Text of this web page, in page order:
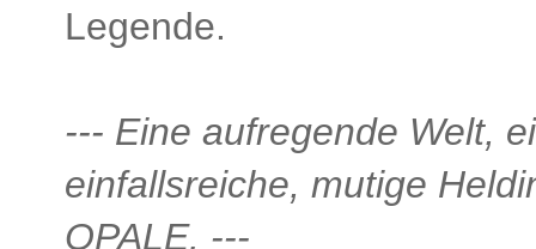
Legende.
--- Eine aufregende Welt,
einfallsreiche, mutige
OPALE. ---